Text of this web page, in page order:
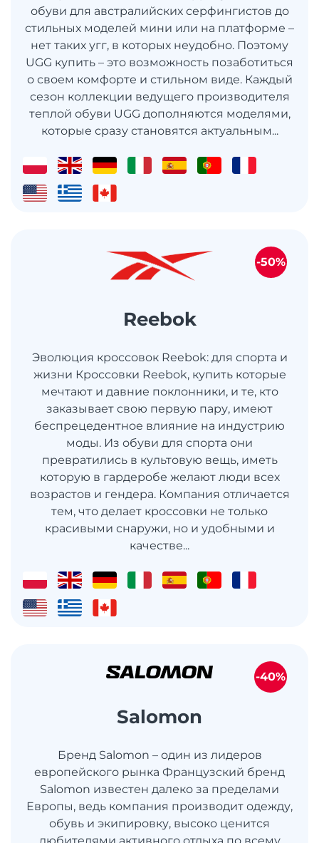
обуви для австралийских серфингистов до
стильных моделей мини или на платформе –
нет таких угг, в которых неудобно. Поэтому
UGG купить – это возможность позаботиться
о своем комфорте и стильном виде. Каждый
сезон коллекции ведущего производителя
теплой обуви UGG дополняются моделями,
которые сразу становятся актуальным...
Reebok
Эволюция кроссовок Reebok: для спорта и
жизни Кроссовки Reebok, купить которые
мечтают и давние поклонники, и те, кто
заказывает свою первую пару, имеют
беспрецедентное влияние на индустрию
моды. Из обуви для спорта они
превратились в культовую вещь, иметь
которую в гардеробе желают люди всех
возрастов и гендера. Компания отличается
тем, что делает кроссовки не только
красивыми снаружи, но и удобными и
качестве...
-50%
Salomon
Бренд Salomon – один из лидеров
европейского рынка Французский бренд
Salomon известен далеко за пределами
Европы, ведь компания производит одежду,
обувь и экипировку, высоко ценится
-40%